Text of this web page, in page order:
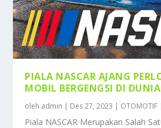
PIALA NASCAR AJANG
MOBIL BERGENGSI DI DUNIA
oleh admin | Des 27, 2023 | OTOMOTIF
Piala NASCAR Merupakan Salah